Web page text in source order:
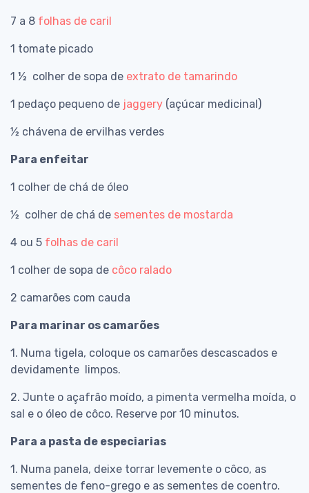
7 a 8 folhas de caril
1 tomate picado
1 ½ colher de sopa de extrato de tamarindo
1 pedaço pequeno de jaggery (açúcar medicinal)
½ chávena de ervilhas verdes
Para enfeitar
1 colher de chá de óleo
½ colher de chá de sementes de mostarda
4 ou 5 folhas de caril
1 colher de sopa de côco ralado
2 camarões com cauda
Para marinar os camarões
1. Numa tigela, coloque os camarões descascados e
devidamente limpos.
2. Junte o açafrão moído, a pimenta vermelha moída, o
sal e o óleo de côco. Reserve por 10 minutos.
Para a pasta de especiarias
1. Numa panela, deixe torrar levemente o côco, as
sementes de feno-grego e as sementes de coentro.